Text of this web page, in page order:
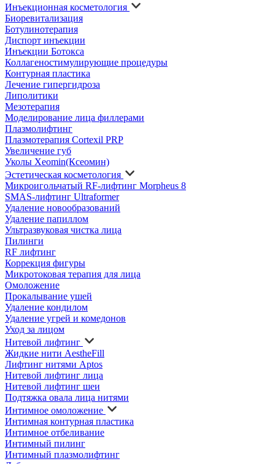
Инъекционная косметология
Биоревитализация
Ботулинотерапия
Диспорт инъекции
Инъекции Ботокса
Коллагеностимулирующие процедуры
Контурная пластика
Лечение гипергидроза
Липолитики
Мезотерапия
Моделирование лица филлерами
Плазмолифтинг
Плазмотерапия Cortexil PRP
Увеличение губ
Уколы Xeomin(Ксеомин)
Эстетическая косметология
Микроигольчатый RF-лифтинг Morpheus 8
SMAS-лифтинг Ultraformer
Удаление новообразований
Удаление папиллом
Ультразвуковая чистка лица
Пилинги
RF лифтинг
Коррекция фигуры
Микротоковая терапия для лица
Омоложение
Прокалывание ушей
Удаление кондилом
Удаление угрей и комедонов
Уход за лицом
Нитевой лифтинг
Жидкие нити AestheFill
Лифтинг нитями Aptos
Нитевой лифтинг лица
Нитевой лифтинг шеи
Подтяжка овала лица нитями
Интимное омоложение
Интимная контурная пластика
Интимное отбеливание
Интимный пилинг
Интимный плазмолифтинг